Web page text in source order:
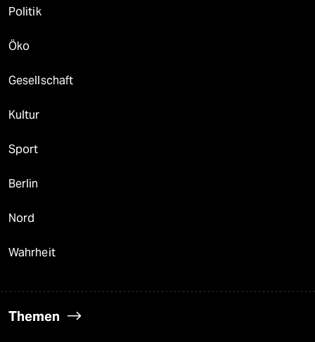
Politik
Öko
Gesellschaft
Kultur
Sport
Berlin
Nord
Wahrheit
Themen